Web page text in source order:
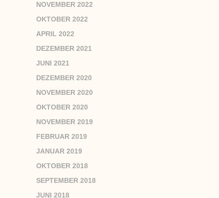
NOVEMBER 2022
OKTOBER 2022
APRIL 2022
DEZEMBER 2021
JUNI 2021
DEZEMBER 2020
NOVEMBER 2020
OKTOBER 2020
NOVEMBER 2019
FEBRUAR 2019
JANUAR 2019
OKTOBER 2018
SEPTEMBER 2018
JUNI 2018